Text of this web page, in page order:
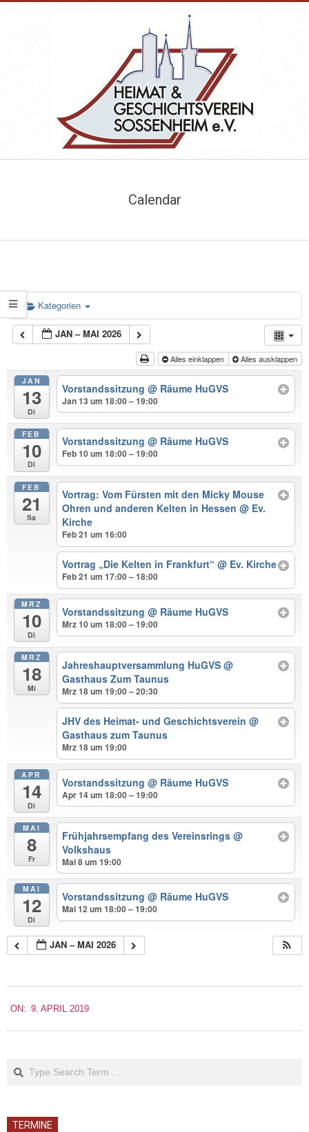
HEIMAT-
GESCHICHTSVEREIN
SOSSENHEIM
Calendar
Kategorien
JAN – MAI 2026
Alles einklappen Alles ausklappen
JAN
13
Di
Vorstandssitzung@ Räume HuGVS
Jan 13 um 18:00 – 19:00
FEB
10
Di
Vorstandssitzung@ Räume HuGVS
Feb 10 um 18:00 – 19:00
FEB
21
Sa
Vortrag: Vom Fürsten mit den Micky Mouse
Ohren und anderen Kelten in Hessen@ Ev.
Kirche
Feb 21 um 16:00
Vortrag „Die Kelten in Frankfurt“@ Ev. Kirche
Feb 21 um 17:00 – 18:00
MRZ
10
Di
Vorstandssitzung@ Räume HuGVS
Mrz 10 um 18:00 – 19:00
MRZ
18
Mi
Jahreshauptversammlung HuGVS@
Gasthaus Zum Taunus
Mrz 18 um 19:00 – 20:30
JHV des Heimat- und Geschichtsverein@
Gasthaus zum Taunus
Mrz 18 um 19:00
APR
14
Di
Vorstandssitzung@ Räume HuGVS
Apr 14 um 18:00 – 19:00
MAI
8
Fr
Frühjahrsempfang des Vereinsrings@
Volkshaus
Mai 8 um 19:00
MAI
12
Di
Vorstandssitzung@ Räume HuGVS
Mai 12 um 18:00 – 19:00
JAN – MAI 2026
04-
09
ON: 9. APRIL 2019
TERMINE